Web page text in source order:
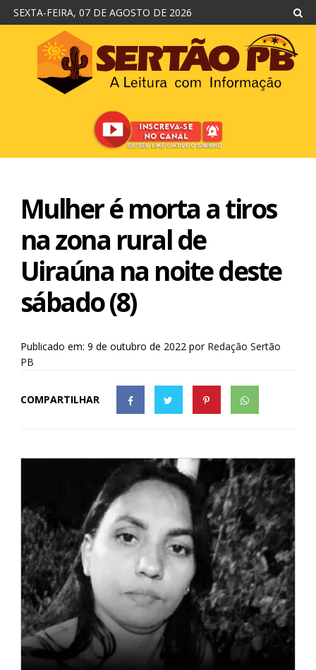
SEXTA-FEIRA, 07 DE AGOSTO DE 2026
Mulher é morta a tiros
na zona rural de
Uiraúna na noite deste
sábado (8)
Publicado em: 9 de outubro de 2022 por Redação Sertão
PB
COMPARTILHAR